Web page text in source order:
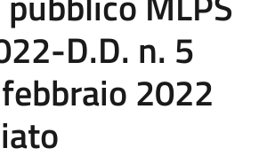
D.D. n. 5
2022